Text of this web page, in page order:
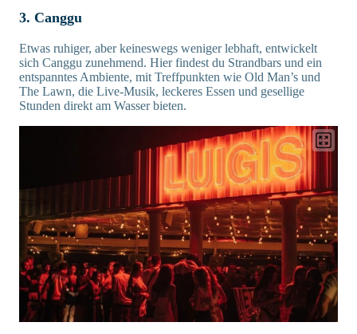
3. Canggu
Etwas ruhiger, aber keineswegs weniger lebhaft, entwickelt
sich Canggu zunehmend. Hier findest du Strandbars und ein
entspanntes Ambiente, mit Treffpunkten wie Old Man’s und
The Lawn, die Live-Musik, leckeres Essen und gesellige
Stunden direkt am Wasser bieten.